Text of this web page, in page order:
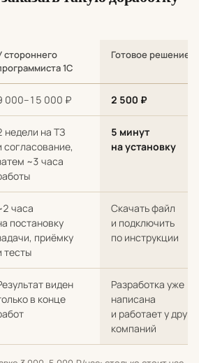
стороннего
1С
Готовое решение
000–15 000 ₽ 2 500 ₽
недели на ТЗ
согласование,
~3 часа
5 минут
на установку
часа
постановку
приёмку
тесты
Скачать файл
и подключить
по инструкции
виден
в конце
Разработка уже
написана
и работает у
компаний